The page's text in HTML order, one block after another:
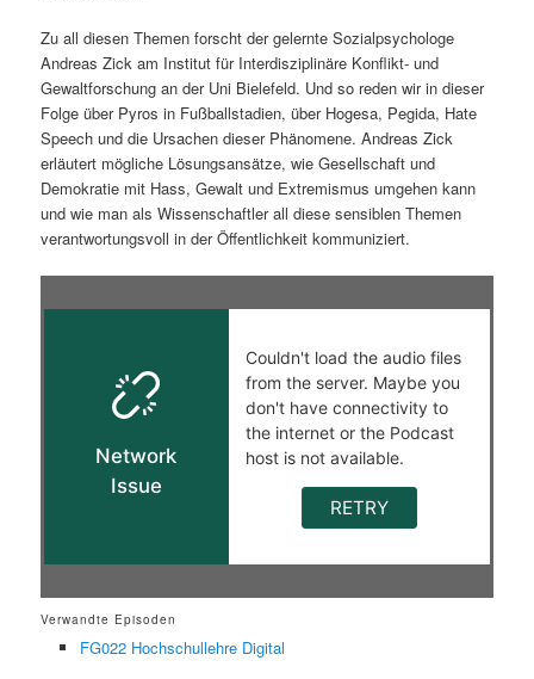
n
g
e
n
r
i
n
g
e
Zu all diesen Themen forscht der gelernte Sozialpsychologe
Andreas Zick am Institut für Interdisziplinäre Konflikt- und
Gewaltforschung an der Uni Bielefeld. Und so reden wir in dieser
Folge über Pyros in Fußballstadien, über Hogesa, Pegida, Hate
Speech und die Ursachen dieser Phänomene. Andreas Zick
erläutert mögliche Lösungsansätze, wie Gesellschaft und
Demokratie mit Hass, Gewalt und Extremismus umgehen kann
und wie man als Wissenschaftler all diese sensiblen Themen
verantwortungsvoll in der Öffentlichkeit kommuniziert.
Verwandte Episoden
FG022 Hochschullehre Digital